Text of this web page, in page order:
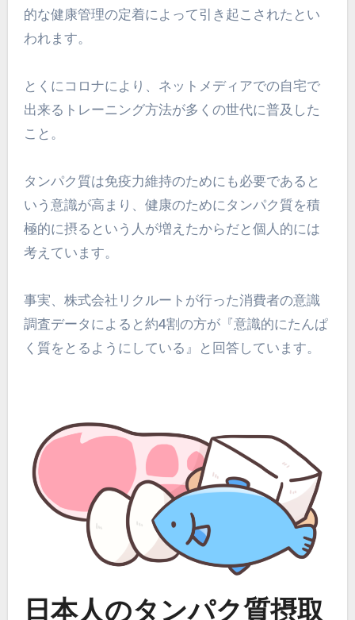
的な健康管理の定着によって引き起こされたとい
われます。
とくにコロナにより、ネットメディアでの自宅で
出来るトレーニング方法が多くの世代に普及した
こと。
タンパク質は免疫力維持のためにも必要であると
いう意識が高まり、健康のためにタンパク質を積
極的に摂るという人が増えたからだと個人的には
考えています。
事実、株式会社リクルートが行った消費者の意識
調査データによると約4割の方が『意識的にたんぱ
く質をとるようにしている』と回答しています。
日本人のタンパク質摂取